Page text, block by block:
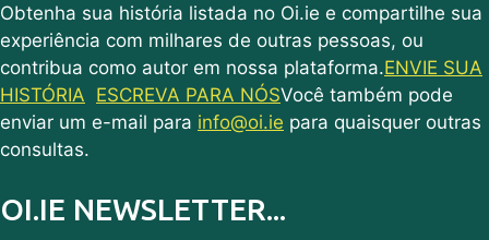
Obtenha sua história listada no Oi.ie e compartilhe sua
experiência com milhares de outras pessoas, ou
contribua como autor em nossa plataforma.ENVIE SUA
HISTÓRIA ESCREVA PARA NÓSVocê também pode
enviar um e-mail para info@oi.ie para quaisquer outras
consultas.
OI.IE NEWSLETTER...